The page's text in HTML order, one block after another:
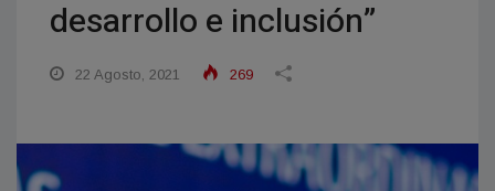
desarrollo e inclusión”
22 Agosto, 2021 269